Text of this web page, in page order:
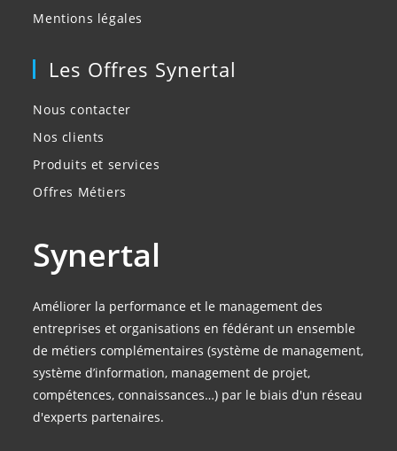
Mentions légales
Les Offres Synertal
Nous contacter
Nos clients
Produits et services
Offres Métiers
Synertal
Améliorer la performance et le management des
entreprises et organisations en fédérant un ensemble
de métiers complémentaires (système de management,
système d’information, management de projet,
compétences, connaissances…) par le biais d'un réseau
d'experts partenaires.